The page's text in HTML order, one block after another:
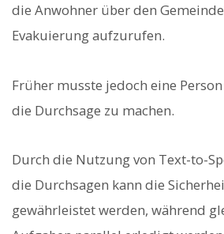
die Anwohner über den
Evakuierung aufzurufen.
Früher musste jedoch eine
die Durchsage zu machen.
Durch die Nutzung von Text-to-
die Durchsagen kann die
gewährleistet werden, während